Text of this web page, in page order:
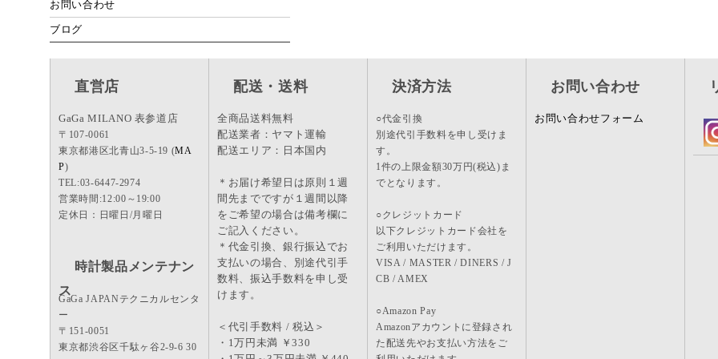
お問い合わせ
ブログ
直営店
GaGa MILANO 表参道店
〒107-0061
東京都港区北青山3-5-19 (MA
P)
TEL:03-6447-2974
営業時間:12:00～19:00
定休日：日曜日/月曜日
時計製品メンテナン
ス
GaGa JAPANテクニカルセンタ
ー
〒151-0051
東京都渋谷区千駄ヶ谷2-9-6 30
配送・送料
全商品送料無料
配送業者：ヤマト運輸
配送エリア：日本国内
＊お届け希望日は原則１週
間先までですが１週間以降
をご希望の場合は備考欄に
ご記入ください。
＊代金引換、銀行振込でお
支払いの場合、別途代引手
数料、振込手数料を申し受
けます。
＜代引手数料 / 税込＞
・1万円未満 ￥330
決済方法
○代金引換
別途代引手数料を申し受けま
す。
1件の上限金額30万円(税込)ま
でとなります。
○クレジットカード
以下クレジットカード会社を
ご利用いただけます。
VISA / MASTER / DINERS / J
CB / AMEX
○Amazon Pay
Amazonアカウントに登録され
た配送先やお支払い方法をご
お問い合わせ
お問い合わせフォーム